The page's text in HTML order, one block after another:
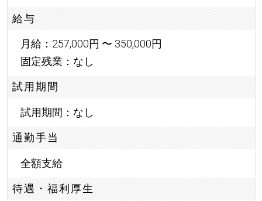
給与
月給：257,000円 〜 350,000円
固定残業：なし
試用期間
試用期間：なし
通勤手当
全額支給
待遇・福利厚生